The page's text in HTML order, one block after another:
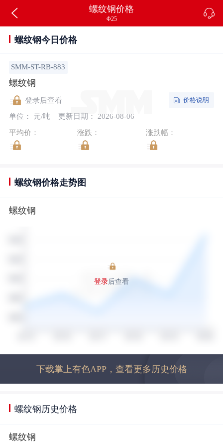
螺纹钢价格
Φ25
螺纹钢今日价格
SMM-ST-RB-883
螺纹钢
登录后查看
单位： 元/吨
更新日期： 2026-08-06
价格说明
平均价： 涨跌： 涨跌幅：
螺纹钢价格走势图
螺纹钢
登录后查看
下载掌上有色APP，查看更多历史价格
螺纹钢历史价格
螺纹钢